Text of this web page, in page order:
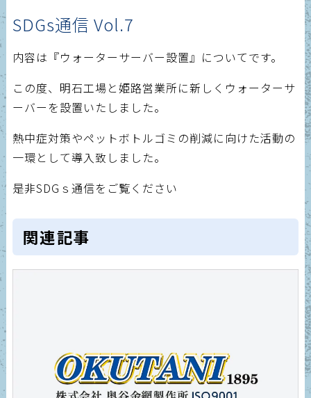
SDGs通信 Vol.7
内容は『ウォーターサーバー設置』についてです。
この度、明石工場と姫路営業所に新しくウォーターサ
ーバーを設置いたしました。
熱中症対策やペットボトルゴミの削減に向けた活動の
一環として導入致しました。
是非SDGｓ通信をご覧ください
関連記事